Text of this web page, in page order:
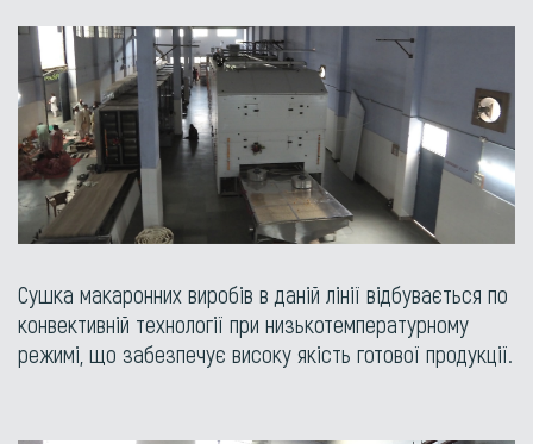
Сушка макаронних виробів в даній лінії відбувається по
конвективній технології при низькотемпературному
режимі, що забезпечує високу якість готової продукції.